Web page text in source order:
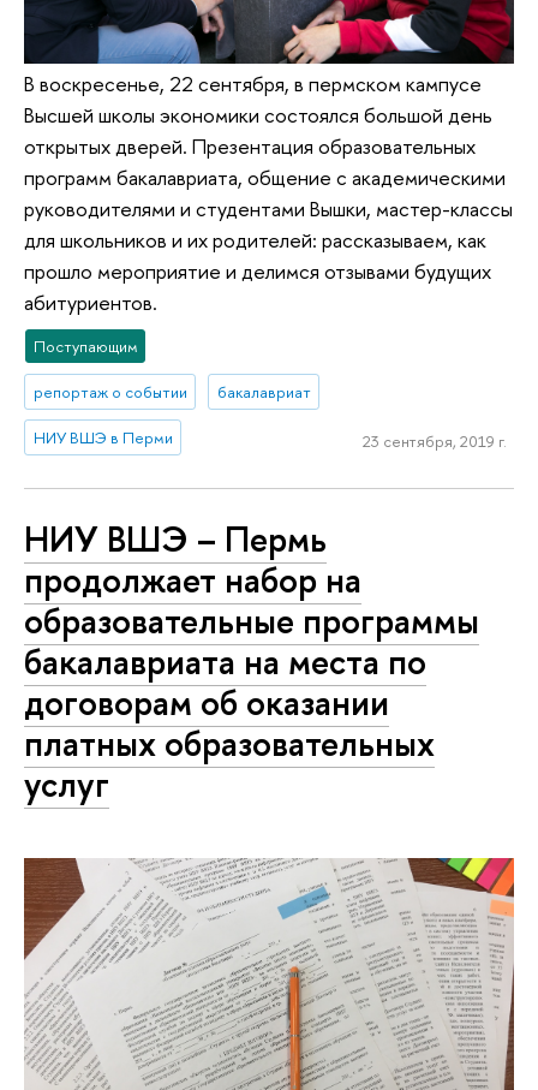
В воскресенье, 22 сентября, в пермском кампусе
Высшей школы экономики состоялся большой день
открытых дверей. Презентация образовательных
программ бакалавриата, общение с академическими
руководителями и студентами Вышки, мастер-классы
для школьников и их родителей: рассказываем, как
прошло мероприятие и делимся отзывами будущих
абитуриентов.
Поступающим
репортаж о событии бакалавриат
НИУ ВШЭ в Перми 23 сентября, 2019 г.
НИУ ВШЭ – Пермь
продолжает набор на
образовательные программы
бакалавриата на места по
договорам об оказании
платных образовательных
услуг